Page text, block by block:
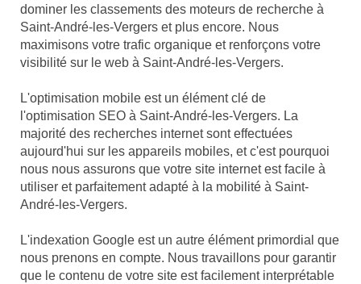
dominer les classements des moteurs de recherche à
Saint-André-les-Vergers et plus encore. Nous
maximisons votre trafic organique et renforçons votre
visibilité sur le web à Saint-André-les-Vergers.
L'optimisation mobile est un élément clé de
l'optimisation SEO à Saint-André-les-Vergers. La
majorité des recherches internet sont effectuées
aujourd'hui sur les appareils mobiles, et c'est pourquoi
nous nous assurons que votre site internet est facile à
utiliser et parfaitement adapté à la mobilité à Saint-
André-les-Vergers.
L'indexation Google est un autre élément primordial que
nous prenons en compte. Nous travaillons pour garantir
que le contenu de votre site est facilement interprétable